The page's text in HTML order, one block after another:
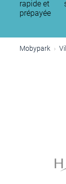
rapide et
prépayée
Mobypark